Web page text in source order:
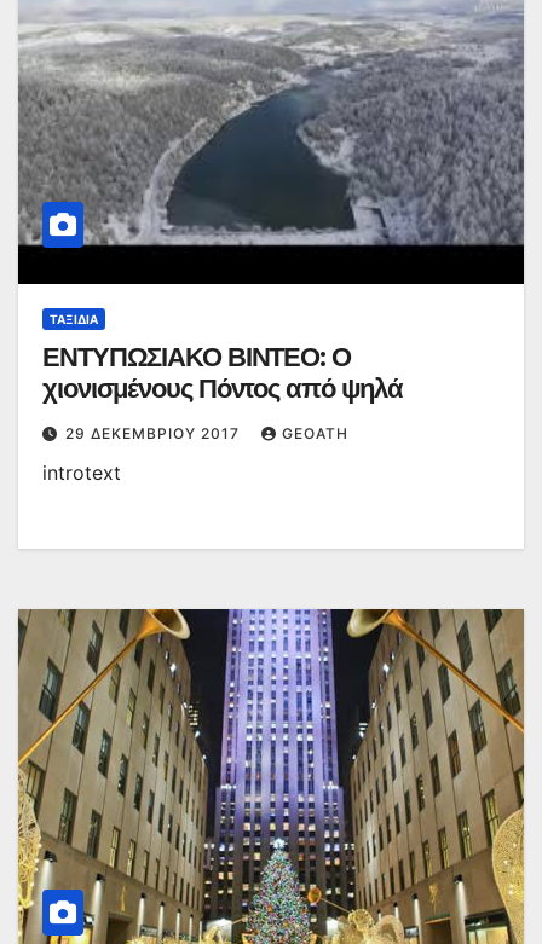
ΤΑΞΊΔΙΑ
ΕΝΤΥΠΩΣΙΑΚΟ ΒΙΝΤΕΟ: Ο
χιονισμένους Πόντος από ψηλά
29 ΔΕΚΕΜΒΡΊΟΥ 2017 GEOATH
introtext